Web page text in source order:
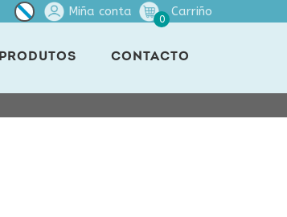
Miña conta
0
Carriño
PRODUTOS CONTACTO